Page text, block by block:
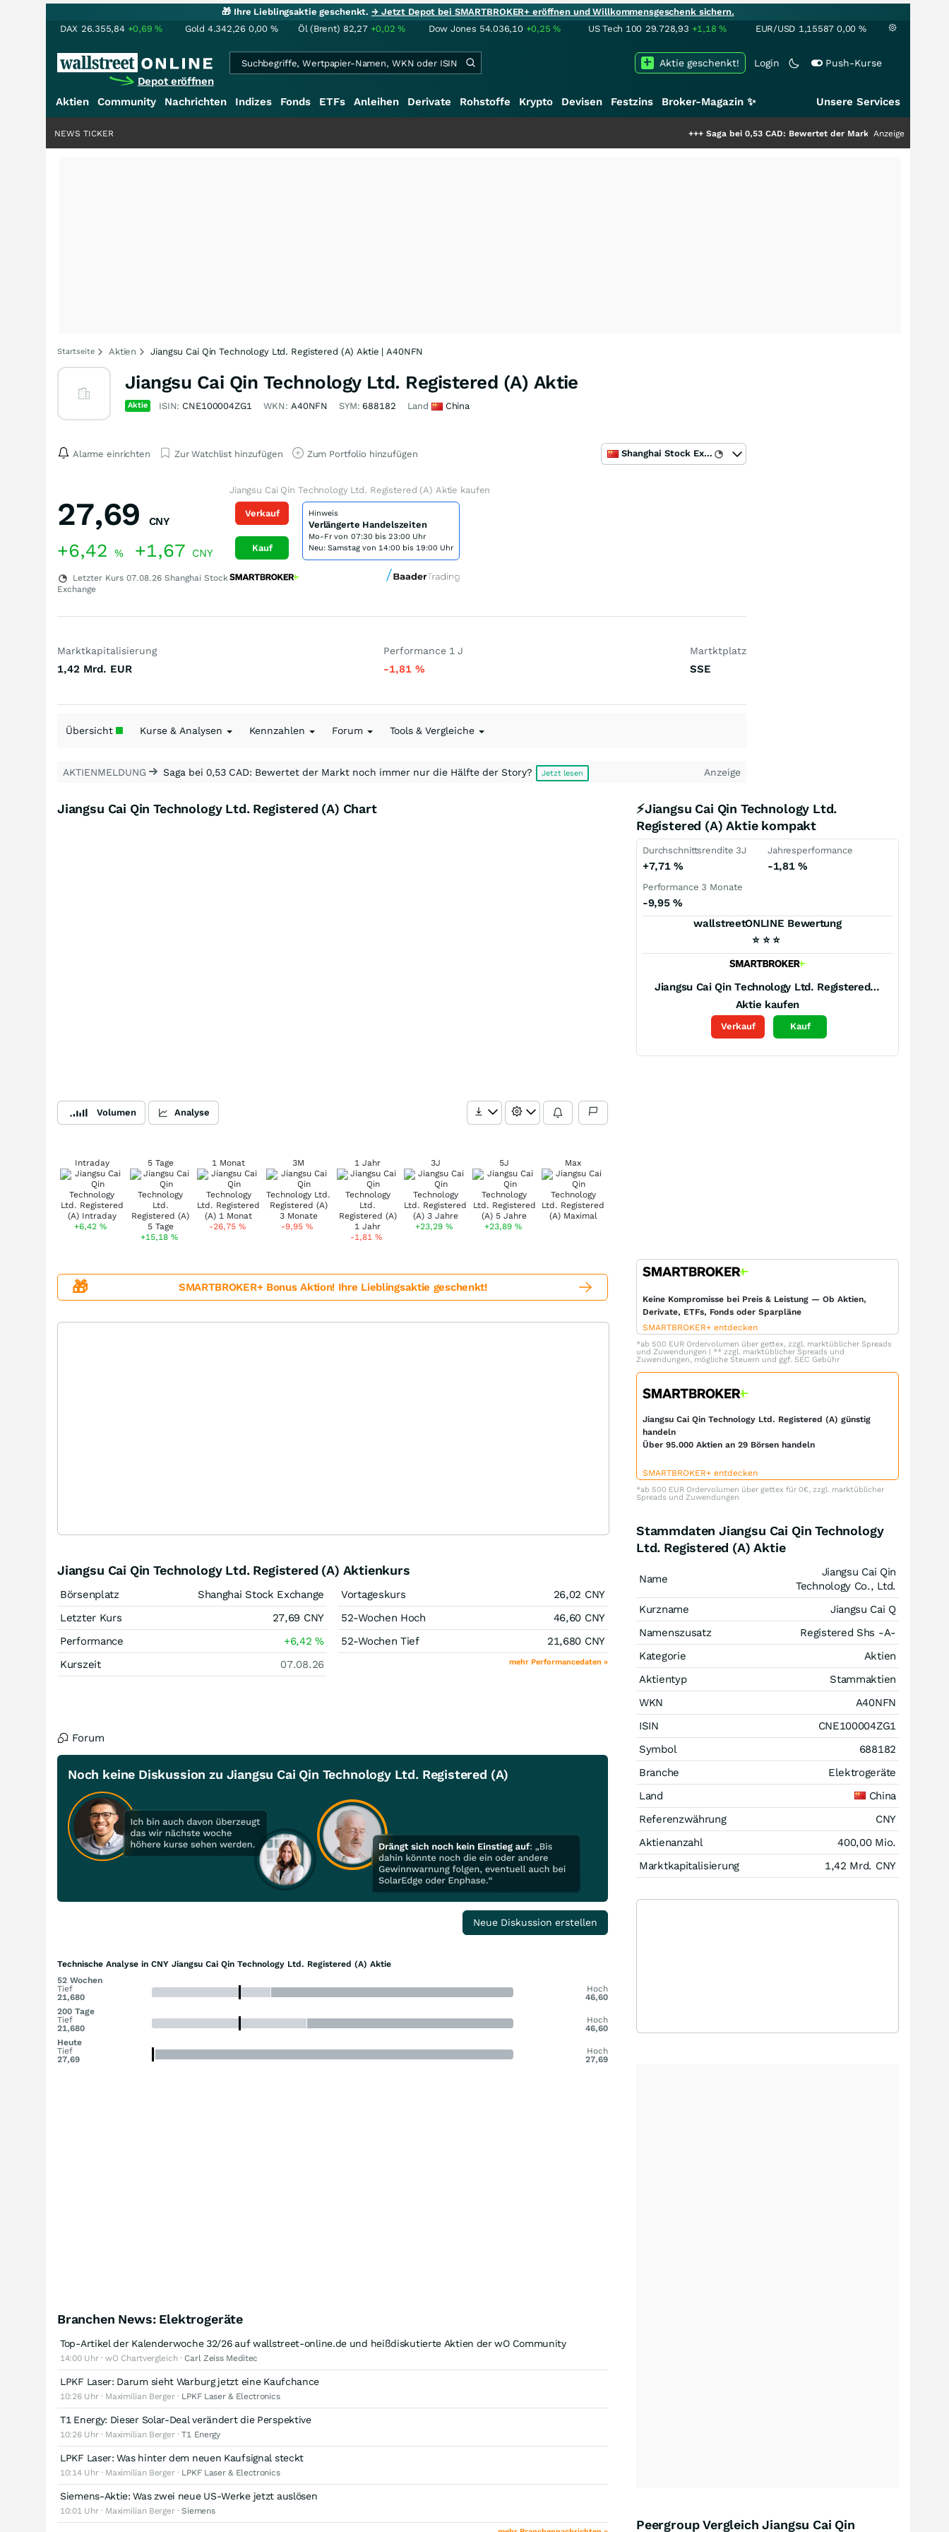
🎁 Ihre Lieblingsaktie geschenkt.→ Jetzt Depot bei SMARTBROKER+ eröffnen und Willkommensgeschenk sichern.
DAX 26.355,84 +0,69% Gold 4.342,26 0,00 % Öl (Brent) 82,27 +0,02% Dow Jones 54.036,10 +0,25% US Tech 100 29.728,93 +1,18% EUR/USD 1,15587 0,00 %
Depot eröffnen
Login Push-Kurse
Aktie geschenkt!
Aktien Community Nachrichten Indizes Fonds ETFs Anleihen Derivate Rohstoffe Krypto Devisen Festzins Broker-Magazin ✨ Unsere Services
Saga bei 0,53 CAD: Bewertet der Markt noch immer nur die Hälfte
Anzeige
NEWS TICKER
Startseite Aktien Jiangsu Cai Qin Technology Ltd. Registered (A) Aktie | A40NFN
Jiangsu Cai Qin Technology Ltd. Registered (A) Aktie
Aktie ISIN: CNE100004ZG1 WKN: A40NFN SYM: 688182 Land China
Alarme einrichten Zur Watchlist hinzufügen Zum Portfolio hinzufügen Shanghai Stock Exchange
27,69 CNY
+6,42 % +1,67 CNY
Letzter Kurs 07.08.26 Shanghai Stock
Exchange
Jiangsu Cai Qin Technology Ltd. Registered (A) Aktie kaufen
Verkauf
Kauf
Hinweis
Verlängerte Handelszeiten
Mo-Fr von 07:30 bis 23:00 Uhr
Neu: Samstag von 14:00 bis 19:00 Uhr
Marktkapitalisierung
1,42 Mrd. EUR
Performance 1 J
-1,81 %
Martktplatz
SSE
Übersicht Kurse & Analysen Kennzahlen Forum Tools & Vergleiche
AKTIENMELDUNG Saga bei 0,53 CAD: Bewertet der Markt noch immer nur die Hälfte der Story? Jetzt lesen Anzeige
Jiangsu Cai Qin Technology Ltd. Registered (A) Chart
Volumen Analyse
Intraday
+6,42%
5 Tage
+15,18 %
1 Monat
-26,75 %
3M
-9,95%
1 Jahr
-1,81%
3J
+23,29%
5J
+23,89 %
Max
⚡Jiangsu Cai Qin Technology Ltd.
Registered (A) Aktie kompakt
Durchschnittsrendite 3J
+7,71%
Jahresperformance
-1,81%
Performance 3 Monate
-9,95%
wallstreetONLINE Bewertung
⭐ ⭐ ⭐
Jiangsu Cai Qin Technology Ltd. Registered (A)
Aktie kaufen
Verkauf Kauf
🎁 SMARTBROKER+ Bonus Aktion! Ihre Lieblingsaktie geschenkt!
Jiangsu Cai Qin Technology Ltd. Registered (A) Aktienkurs
Börsenplatz
Shanghai Stock Exchange
Letzter Kurs
27,69 CNY
Performance
+6,42%
Kurszeit
07.08.26
Vortageskurs 26,02 CNY
52-Wochen Hoch
46,60 CNY
52-Wochen Tief
21,680 CNY
mehr Performancedaten »
Forum
Noch keine Diskussion zu Jiangsu Cai Qin Technology Ltd. Registered (A)
Neue Diskussion erstellen
Technische Analyse in CNY Jiangsu Cai Qin Technology Ltd. Registered (A) Aktie
52 Wochen
Tief
21,680
Hoch
46,60
200 Tage
Tief
21,680
Hoch
46,60
Heute
Tief
27,69
Hoch
27,69
Branchen News: Elektrogeräte
Top-Artikel der Kalenderwoche 32/26 auf wallstreet-online.de und heißdiskutierte Aktien der wO Community
14:00 Uhr · wO Chartvergleich ·Carl Zeiss Meditec
LPKF Laser: Darum sieht Warburg jetzt eine Kaufchance
10:26 Uhr · Maximilian Berger · LPKF Laser & Electronics
T1 Energy: Dieser Solar-Deal verändert die Perspektive
10:26 Uhr · Maximilian Berger ·T1 Energy
LPKF Laser: Was hinter dem neuen Kaufsignal steckt
10:14 Uhr · Maximilian Berger · LPKF Laser & Electronics
Siemens-Aktie: Was zwei neue US-Werke jetzt auslösen
10:01 Uhr · Maximilian Berger ·Siemens
Keine Kompromisse bei Preis & Leistung — Ob Aktien,
Derivate, ETFs, Fonds oder Sparpläne
SMARTBROKER+ entdecken
*ab 500 EUR Ordervolumen über gettex, zzgl. marktüblicher Spreads
und Zuwendungen | ** zzgl. marktüblicher Spreads und
Zuwendungen, mögliche Steuern und ggf. SEC Gebühr
Jiangsu Cai Qin Technology Ltd. Registered (A) günstig
handeln
Über 95.000 Aktien an 29 Börsen handeln
SMARTBROKER+ entdecken
*ab 500 EUR Ordervolumen über gettex für 0€, zzgl. marktüblicher
Spreads und Zuwendungen
Stammdaten Jiangsu Cai Qin Technology
Ltd. Registered (A) Aktie
Name
Jiangsu Cai Qin
Technology Co., Ltd.
Kurzname
Jiangsu Cai Q
Namenszusatz
Registered Shs -A-
Kategorie
Aktien
Aktientyp
Stammaktien
WKN
A40NFN
ISIN
CNE100004ZG1
Symbol
688182
Branche
Elektrogeräte
Land
China
Referenzwährung
CNY
Aktienanzahl
400,00 Mio.
Marktkapitalisierung
1,42 Mrd. CNY
Peergroup Vergleich Jiangsu Cai Qin